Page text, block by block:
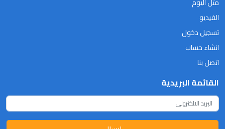
الفيديو
تسجيل دخول
انشاء حساب
اتصل بنا
القائمة البريدية